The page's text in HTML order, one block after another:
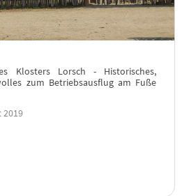
Klosters Lorsch - Historisches,
zum Betriebsausflug am Fuße
2019